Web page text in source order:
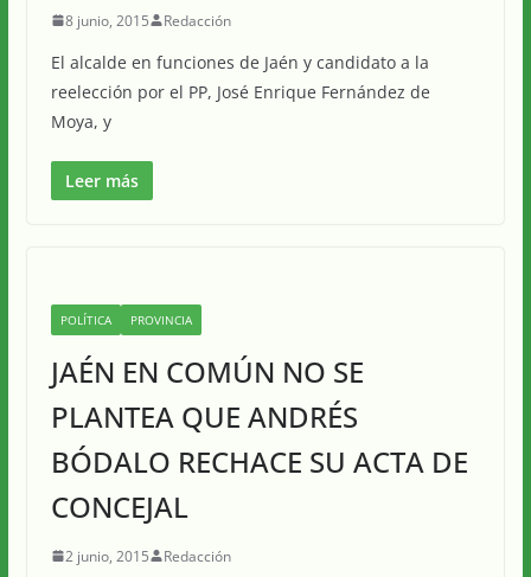
8 junio, 2015 Redacción
El alcalde en funciones de Jaén y candidato a la
reelección por el PP, José Enrique Fernández de
Moya, y
Leer más
POLÍTICA PROVINCIA
JAÉN EN COMÚN NO SE
PLANTEA QUE ANDRÉS
BÓDALO RECHACE SU ACTA DE
CONCEJAL
2 junio, 2015 Redacción